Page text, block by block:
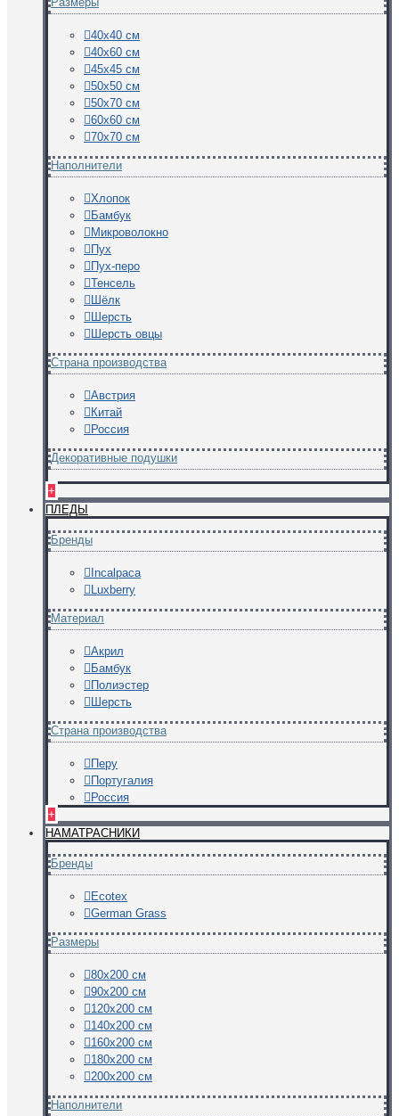
40х40 см
40х60 см
45х45 см
50х50 см
50х70 см
60х60 см
70х70 см
Наполнители
Хлопок
Бамбук
Микроволокно
Пух
Пух-перо
Тенсель
Шёлк
Шерсть
Шерсть овцы
Страна производства
Австрия
Китай
Россия
Декоративные подушки
+
ПЛЕДЫ
Бренды
Incalpaca
Luxberry
Материал
Акрил
Бамбук
Полиэстер
Шерсть
Страна производства
Перу
Португалия
Россия
+
НАМАТРАСНИКИ
Бренды
Ecotex
German Grass
Размеры
80х200 см
90х200 см
120х200 см
140х200 см
160х200 см
180х200 см
200х200 см
Наполнители